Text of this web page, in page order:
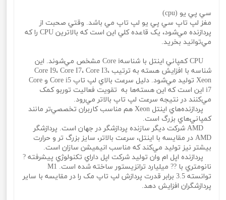
سي پي يو (cpu)
مغز لپ تاپ سي پي يو لپ تاپ مي باشد. وقتي صحبت از
پردازنده مي‌شود، يک قاعده کلي اين است که بالاترين CPU را که
مي‌توانيد بخريد.
CPU کمپاني اينتل با شناسهCore i مشخص مي‌شوند. اين
شناسه با افزايش هسته به ترتيب Core I9، Core I7، Core I3،
Xeon توليد مي‌شود. دليل سرعت بالاي لپ تاپ Core i5 و Core
i7 اين است که اين هسته‌ها به تقويت فعاليت توربو کمک
مي‌کنند در نتيجه سرعت لپ تاپ بالاتر مي‌رود.
پردازنده‌هاي اينتل Xeon هم مناسب کاربران تخصصي‌تر مانند
کمپاني‌هاي بزرگ است.
AMD شرکت ديگر سازنده پردازشگر در جهان است. پردازشگر
AMD در مقايسه با اينتل، سرعت بالاتر، سايز بزرگ تر و حرارت
بيشتر نيز توليد مي‌کند که مناسب انيميشن سازان است.
پردازنده اپل ام وان توليد شرکت اپل داراي تکنولوژي پيشرفته ?
نانومتري با ?? ميليارد ترانزيستور ساخته شده است. M1
توانسته 3.5 برابر قدرت پردازش لپ تاپ مک را در مقايسه با ساير
پردازشگران افزايش دهد.